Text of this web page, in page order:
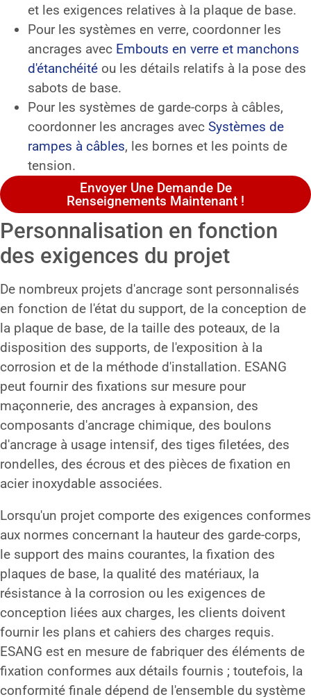
et les exigences relatives à la plaque de base.
Pour les systèmes en verre, coordonner les
ancrages avec Embouts en verre et manchons
d'étanchéité ou les détails relatifs à la pose des
sabots de base.
Pour les systèmes de garde-corps à câbles,
coordonner les ancrages avec Systèmes de
rampes à câbles, les bornes et les points de
tension.
Envoyer Une Demande De
Renseignements Maintenant !
Personnalisation en fonction
des exigences du projet
De nombreux projets d'ancrage sont personnalisés
en fonction de l'état du support, de la conception de
la plaque de base, de la taille des poteaux, de la
disposition des supports, de l'exposition à la
corrosion et de la méthode d'installation. ESANG
peut fournir des fixations sur mesure pour
maçonnerie, des ancrages à expansion, des
composants d'ancrage chimique, des boulons
d'ancrage à usage intensif, des tiges filetées, des
rondelles, des écrous et des pièces de fixation en
acier inoxydable associées.
Lorsqu'un projet comporte des exigences conformes
aux normes concernant la hauteur des garde-corps,
le support des mains courantes, la fixation des
plaques de base, la qualité des matériaux, la
résistance à la corrosion ou les exigences de
conception liées aux charges, les clients doivent
fournir les plans et cahiers des charges requis.
ESANG est en mesure de fabriquer des éléments de
fixation conformes aux détails fournis ; toutefois, la
conformité finale dépend de l'ensemble du système